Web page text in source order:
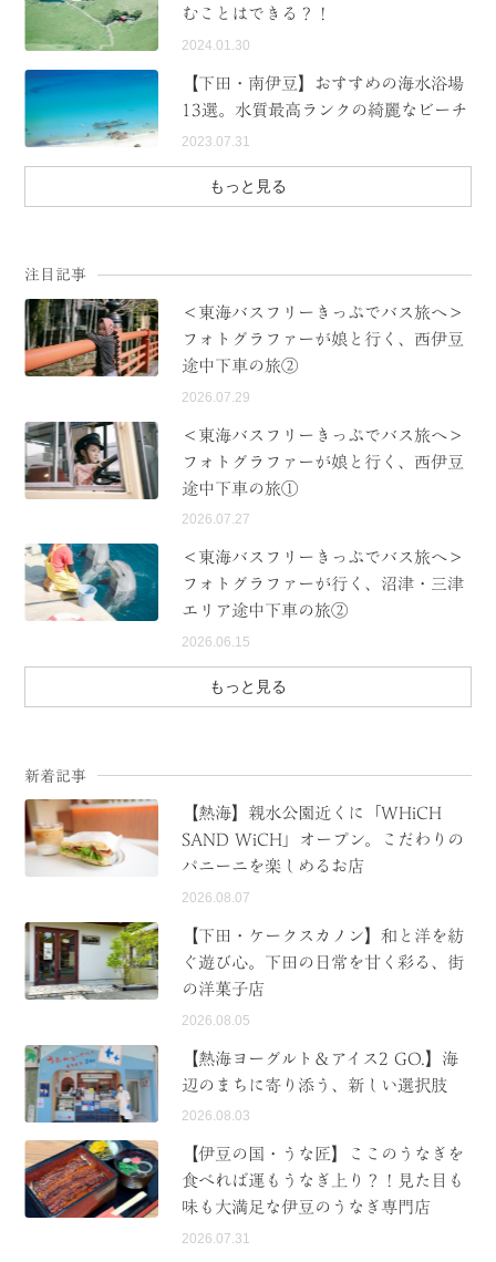
ACCESS
COLUMN
LINK
むことはできる？！
2024.01.30
【下田・南伊豆】おすすめの海水浴場
13選。水質最高ランクの綺麗なビーチ
2023.07.31
もっと見る
注目記事
＜東海バスフリーきっぷでバス旅へ＞
フォトグラファーが娘と行く、西伊豆
途中下車の旅②
2026.07.29
＜東海バスフリーきっぷでバス旅へ＞
フォトグラファーが娘と行く、西伊豆
途中下車の旅①
2026.07.27
＜東海バスフリーきっぷでバス旅へ＞
フォトグラファーが行く、沼津・三津
エリア途中下車の旅②
2026.06.15
もっと見る
新着記事
【熱海】親水公園近くに「WHiCH
SAND WiCH」オープン。こだわりの
パニーニを楽しめるお店
2026.08.07
【下田・ケークスカノン】和と洋を紡
ぐ遊び心。下田の日常を甘く彩る、街
の洋菓子店
2026.08.05
【熱海ヨーグルト＆アイス2 GO.】海
辺のまちに寄り添う、新しい選択肢
2026.08.03
【伊豆の国・うな匠】ここのうなぎを
食べれば運もうなぎ上り？！見た目も
味も大満足な伊豆のうなぎ専門店
2026.07.31